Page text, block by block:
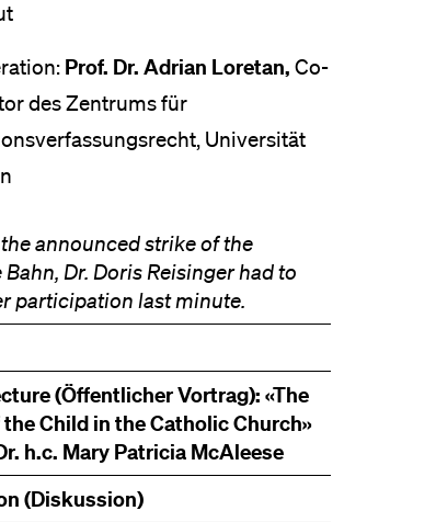
Prof. Dr. Adrian Loretan, Co-
des Zentrums für
Universität
announced strike of the
Bahn, Dr. Doris Reisinger had to
participation last minute.
(Öffentlicher Vortrag): «The
Child in the Catholic Church»
h.c. Mary Patricia McAleese
(Diskussion)